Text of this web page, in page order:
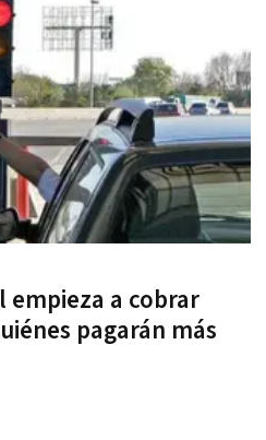
a cobrar
pagarán más